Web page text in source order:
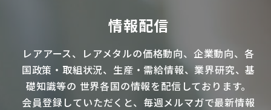
情報配信
レアアース、 レアメタルの価格動向、企業動向、各
国政策・取組状況、生産・需給情報、業界研究、基
礎知識等の 世界各国の情報を配信 しております。
会員登録していただくと、毎週メルマガで最新情報